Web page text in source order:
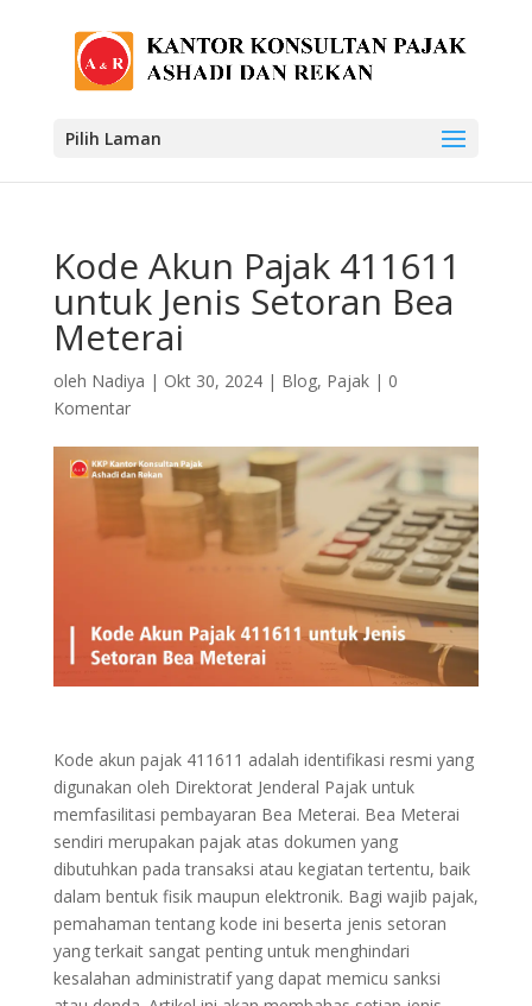
Pilih Laman
Kode Akun Pajak 411611
untuk Jenis Setoran Bea
Meterai
oleh Nadiya | Okt 30, 2024| Blog, Pajak| 0
Komentar
Kode akun pajak 411611 adalah identifikasi resmi yang
digunakan oleh Direktorat Jenderal Pajak untuk
memfasilitasi pembayaran Bea Meterai. Bea Meterai
sendiri merupakan pajak atas dokumen yang
dibutuhkan pada transaksi atau kegiatan tertentu, baik
dalam bentuk fisik maupun elektronik. Bagi wajib pajak,
pemahaman tentang kode ini beserta jenis setoran
yang terkait sangat penting untuk menghindari
kesalahan administratif yang dapat memicu sanksi